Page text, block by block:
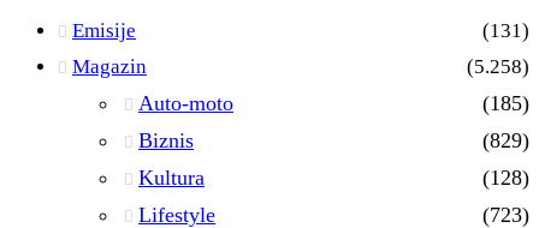
Emisije
(131)
Magazin
(5.258)
Auto-moto
(185)
Biznis
(829)
Kultura
(128)
Lifestyle
(723)